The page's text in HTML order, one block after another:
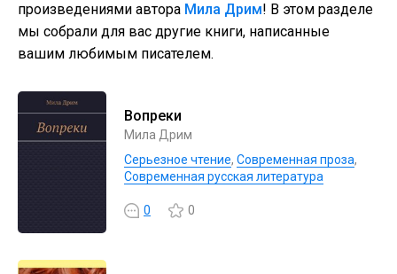
произведениями автора Мила Дрим! В этом разделе
мы собрали для вас другие книги, написанные
вашим любимым писателем.
Вопреки
Мила Дрим
Серьезное чтение, Современная проза,
Современная русская литература
0 0